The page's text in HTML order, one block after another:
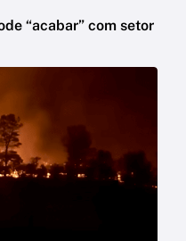
“acabar” com setor